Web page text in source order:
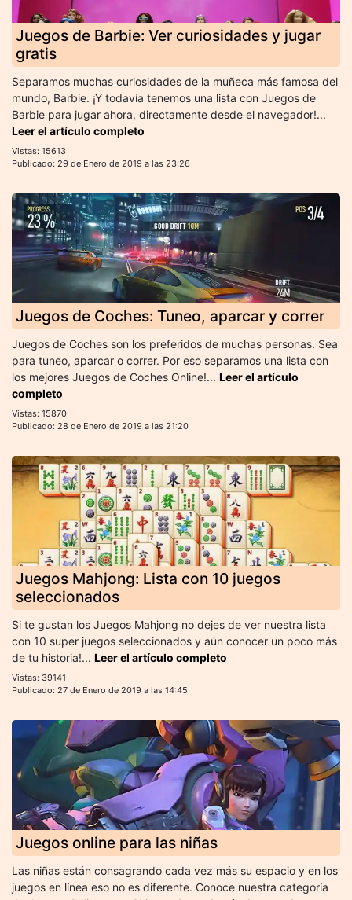
Juegos de Barbie: Ver curiosidades y jugar
gratis
Separamos muchas curiosidades de la muñeca más famosa del
mundo, Barbie. ¡Y todavía tenemos una lista con Juegos de
Barbie para jugar ahora, directamente desde el navegador!...
Leer el artículo completo
Vistas: 15613
Publicado: 29 de Enero de 2019 a las 23:26
Juegos de Coches: Tuneo, aparcar y correr
Juegos de Coches son los preferidos de muchas personas. Sea
para tuneo, aparcar o correr. Por eso separamos una lista con
los mejores Juegos de Coches Online!... Leer el artículo
completo
Vistas: 15870
Publicado: 28 de Enero de 2019 a las 21:20
Juegos Mahjong: Lista con 10 juegos
seleccionados
Si te gustan los Juegos Mahjong no dejes de ver nuestra lista
con 10 super juegos seleccionados y aún conocer un poco más
de tu historia!... Leer el artículo completo
Vistas: 39141
Publicado: 27 de Enero de 2019 a las 14:45
Juegos online para las niñas
Las niñas están consagrando cada vez más su espacio y en los
juegos en línea eso no es diferente. Conoce nuestra categoría